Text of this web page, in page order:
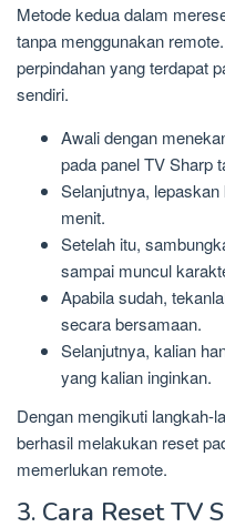
Metode kedua dalam
tanpa menggunakan
perpindahan yang terdapat
sendiri.
Awali dengan
pada panel TV Sharp
Selanjutnya,
menit.
Setelah itu,
sampai muncul
Apabila sudah,
secara bersamaan.
Selanjutnya, kalian
yang kalian inginkan.
Dengan mengikuti langkah-
berhasil melakukan reset
memerlukan remote.
3. Cara Reset TV